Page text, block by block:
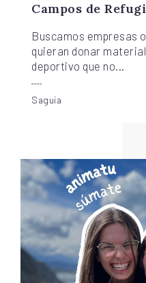
Campos de
Buscamos empresas
quieran donar
deportivo que no...
Saguia